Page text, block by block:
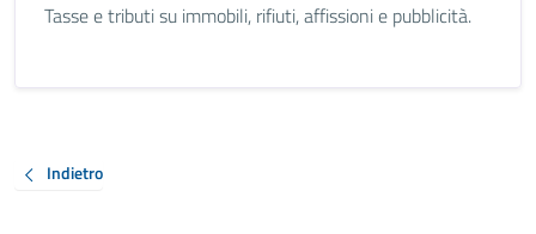
Tasse e tributi su immobili, rifiuti, affissioni e pubblicità.
Indietro